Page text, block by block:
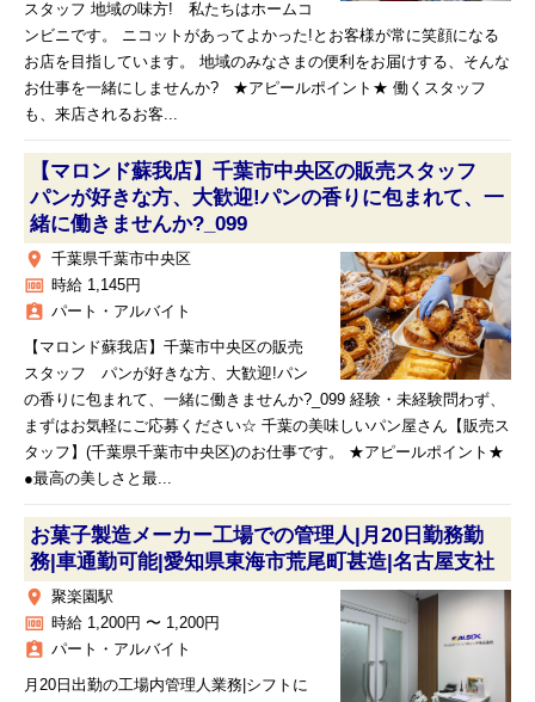
スタッフ 地域の味方! 私たちはホームコ
ンビニです。 ニコットがあってよかった!とお客様が常に笑顔になる
お店を目指しています。 地域のみなさまの便利をお届けする、そんな
お仕事を一緒にしませんか? ★アピールポイント★ 働くスタッフ
も、来店されるお客...
【マロンド蘇我店】千葉市中央区の販売スタッフ
パンが好きな方、大歓迎!パンの香りに包まれて、一
緒に働きませんか?_099
place 千葉県千葉市中央区
money 時給 1,145円
assignment_ind パート・アルバイト
【マロンド蘇我店】千葉市中央区の販売
スタッフ パンが好きな方、大歓迎!パン
の香りに包まれて、一緒に働きませんか?_099 経験・未経験問わず、
まずはお気軽にご応募ください☆ 千葉の美味しいパン屋さん【販売ス
タッフ】(千葉県千葉市中央区)のお仕事です。 ★アピールポイント★
●最高の美しさと最...
お菓子製造メーカー工場での管理人|月20日勤務勤
務|車通勤可能|愛知県東海市荒尾町甚造|名古屋支社
place 聚楽園駅
money 時給 1,200円 〜 1,200円
assignment_ind パート・アルバイト
月20日出勤の工場内管理人業務|シフトに